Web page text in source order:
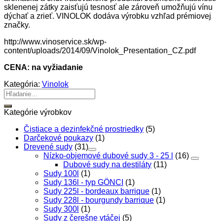
sklenenej zátky zaisťujú tesnosť ale zároveň umožňujú vínu
dýchať a zrieť. VINOLOK dodáva výrobku vzhľad prémiovej
značky.
http://www.vinoservice.sk/wp-
content/uploads/2014/09/Vinolok_Presentation_CZ.pdf
CENA: na vyžiadanie
Kategória: Vinolok
Hľadať:
Kategórie výrobkov
Čistiace a dezinfekčné prostriedky (5)
Darčekové poukazy (1)
Drevené sudy (31)
Nízko-objemové dubové sudy 3 - 25 l
(16)
Dubové sudy na destiláty (11)
Sudy 100l (1)
Sudy 136l - typ GÖNCI (1)
Sudy 225l - bordeaux barrique (1)
Sudy 228l - bourgundy barrique (1)
Sudy 300l (1)
Sudy z čerešne vtáčej (5)